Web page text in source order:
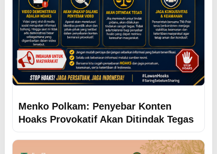
Menko Polkam: Penyebar Konten
Hoaks Provokatif Akan Ditindak Tegas